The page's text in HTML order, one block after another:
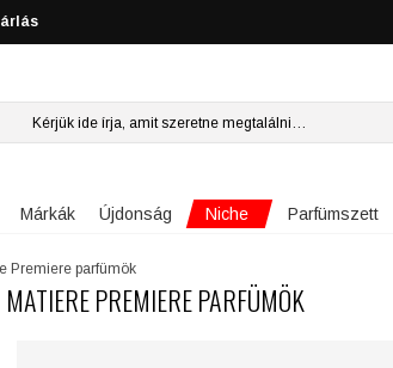
Márkák Újdonság Niche Parfümszett
Premiere parfümök
MATIERE PREMIERE PARFÜMÖK